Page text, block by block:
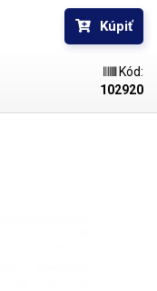
Kúpiť
Kód:
102920